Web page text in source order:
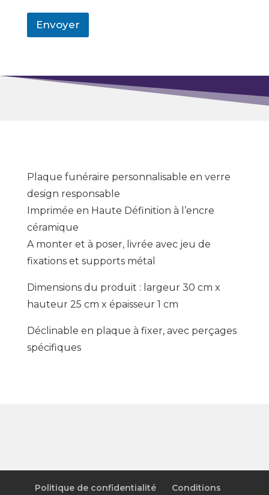
Envoyer
Plaque funéraire personnalisable en verre
design responsable
Imprimée en Haute Définition à l’encre
céramique
A monter et à poser, livrée avec jeu de
fixations et supports métal
Dimensions du produit : largeur 30 cm x
hauteur 25 cm x épaisseur 1 cm
Déclinable en plaque à fixer, avec perçages
spécifiques
Politique de confidentialité Conditions